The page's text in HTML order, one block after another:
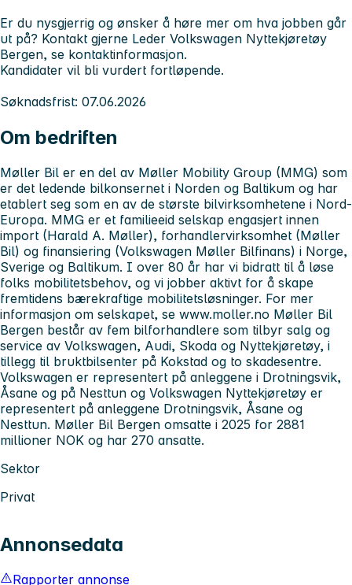
Er du nysgjerrig og ønsker å høre mer om hva jobben går
ut på? Kontakt gjerne Leder Volkswagen Nyttekjøretøy
Bergen, se kontaktinformasjon.
Kandidater vil bli vurdert fortløpende.
Søknadsfrist: 07.06.2026
Om bedriften
Møller Bil er en del av Møller Mobility Group (MMG) som
er det ledende bilkonsernet i Norden og Baltikum og har
etablert seg som en av de største bilvirksomhetene i Nord-
Europa. MMG er et familieeid selskap engasjert innen
import (Harald A. Møller), forhandlervirksomhet (Møller
Bil) og finansiering (Volkswagen Møller Bilfinans) i Norge,
Sverige og Baltikum. I over 80 år har vi bidratt til å løse
folks mobilitetsbehov, og vi jobber aktivt for å skape
fremtidens bærekraftige mobilitetsløsninger. For mer
informasjon om selskapet, se www.moller.no Møller Bil
Bergen består av fem bilforhandlere som tilbyr salg og
service av Volkswagen, Audi, Skoda og Nyttekjøretøy, i
tillegg til bruktbilsenter på Kokstad og to skadesentre.
Volkswagen er representert på anleggene i Drotningsvik,
Åsane og på Nesttun og Volkswagen Nyttekjøretøy er
representert på anleggene Drotningsvik, Åsane og
Nesttun. Møller Bil Bergen omsatte i 2025 for 2881
millioner NOK og har 270 ansatte.
Sektor
Privat
Annonsedata
Rapporter annonse